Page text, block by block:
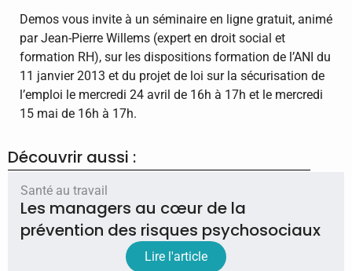
Découvrir aussi :
Santé au travail
Les managers au cœur de la
prévention des risques psychosociaux
Lire l'article
Demos vous invite à un séminaire en ligne gratuit, animé
par Jean-Pierre Willems (expert en droit social et
formation RH), sur les dispositions formation de l’ANI du
11 janvier 2013 et du projet de loi sur la sécurisation de
l’emploi le mercredi 24 avril de 16h à 17h et le mercredi
15 mai de 16h à 17h.